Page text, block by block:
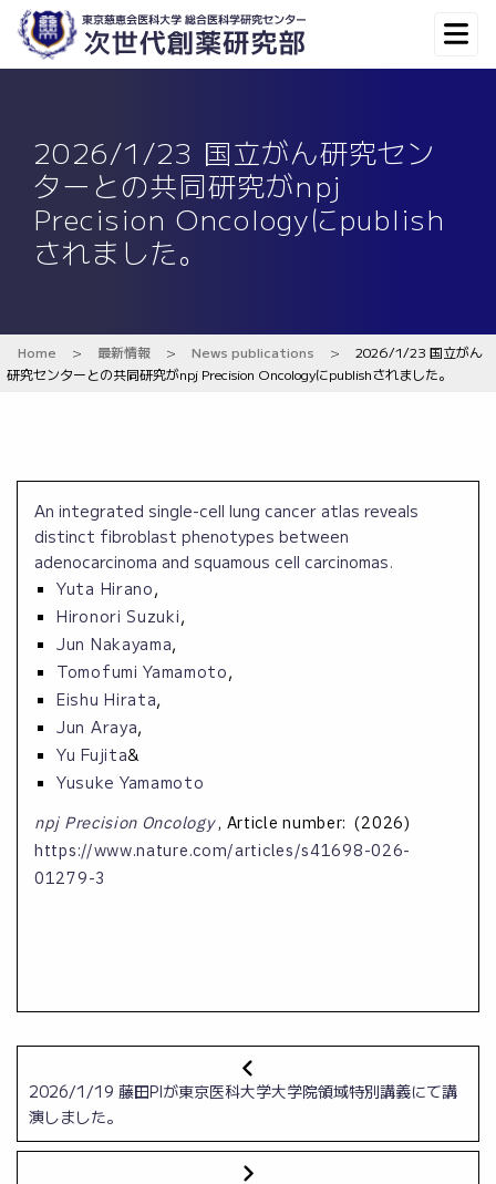
2026/1/23 国立がん研究セン
ターとの共同研究がnpj
Precision Oncologyにpublish
されました。
Home > 最新情報 > News publications >
2026/1/23 国立がん
研究センターとの共同研究がnpj Precision Oncologyにpublishされました。
An integrated single-cell lung cancer atlas reveals
distinct fibroblast phenotypes between
adenocarcinoma and squamous cell carcinomas.
Yuta Hirano,
Hironori Suzuki,
Jun Nakayama,
Tomofumi Yamamoto,
Eishu Hirata,
Jun Araya,
Yu Fujita&
Yusuke Yamamoto
npj Precision Oncology, Article number: (2026)
https://www.nature.com/articles/s41698-026-
01279-3
2026/1/19 藤田PIが東京医科大学大学院領域特別講義にて講
演しました。